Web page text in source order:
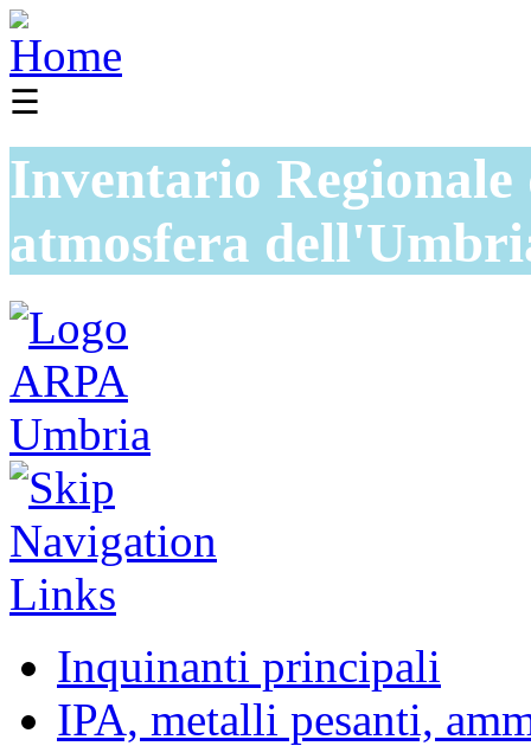
☰
Inventario
atmosfera
Inquinanti principali
IPA, metalli pesanti,